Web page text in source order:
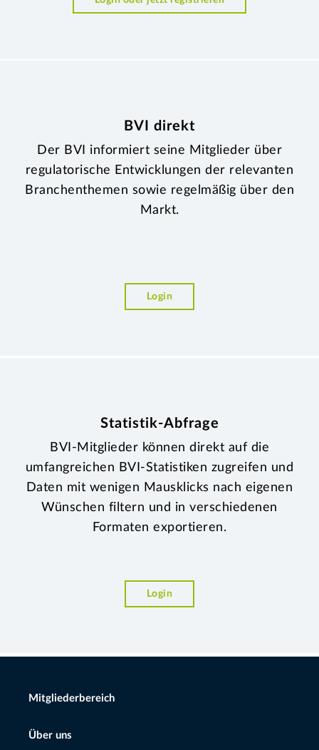
BVI direkt
Der BVI informiert seine Mitglieder über
regulatorische Entwicklungen der relevanten
Branchenthemen sowie regelmäßig über den
Markt.
Login
Statistik-Abfrage
BVI-Mitglieder können direkt auf die
umfangreichen BVI-Statistiken zugreifen und
Daten mit wenigen Mausklicks nach eigenen
Wünschen filtern und in verschiedenen
Formaten exportieren.
Login
Mitgliederbereich
Über uns